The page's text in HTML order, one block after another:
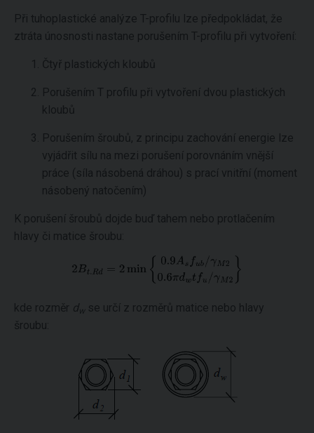
Při tuhoplastické analýze T-profilu lze předpokládat, že
ztráta únosnosti nastane porušením T-profilu při vytvoření:
Čtyř plastických kloubů
Porušením T profilu při vytvoření dvou plastických
kloubů
Porušením šroubů, z principu zachování energie lze
vyjádřit sílu na mezi porušení porovnáním vnější
práce (síla násobená dráhou) s prací vnitřní (moment
násobený natočením)
K porušení šroubů dojde buď tahem nebo protlačením
hlavy či matice šroubu:
kde rozměr dw se určí z rozměrů matice nebo hlavy
šroubu: